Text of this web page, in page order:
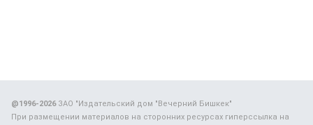
@1996-2026ЗАО "Издательский дом "Вечерний Бишкек"
При размещении материалов на сторонних ресурсах гиперссылка на